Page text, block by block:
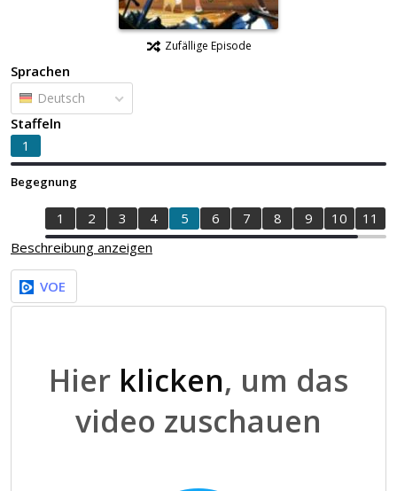
Zufällige Episode
Sprachen
Deutsch
Staffeln
1
Begegnung
1 2 3 4 5 6 7 8 9 10 11
Beschreibung anzeigen
VOE
Hier klicken, um das
video zuschauen